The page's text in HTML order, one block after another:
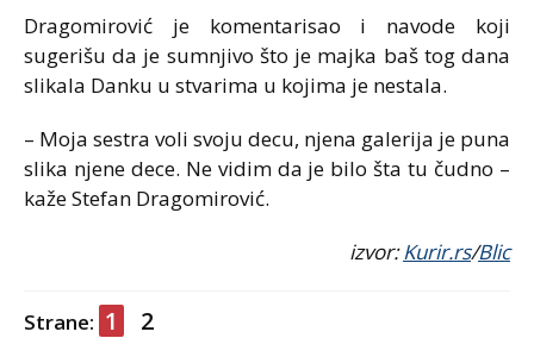
Dragomirović je komentarisao i navode koji
sugerišu da je sumnjivo što je majka baš tog dana
slikala Danku u stvarima u kojima je nestala.
– Moja sestra voli svoju decu, njena galerija je puna
slika njene dece. Ne vidim da je bilo šta tu čudno –
kaže Stefan Dragomirović.
izvor:Kurir.rs/Blic
Strane: 1 2